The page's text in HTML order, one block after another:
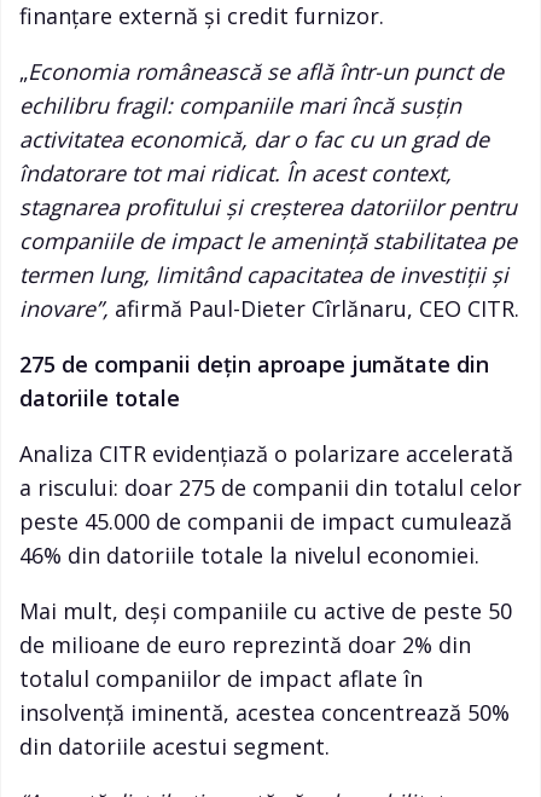
finanțare externă și credit furnizor.
„Economia românească se află într-un punct de
echilibru fragil: companiile mari încă susțin
activitatea economică, dar o fac cu un grad de
îndatorare tot mai ridicat. În acest context,
stagnarea profitului și creșterea datoriilor pentru
companiile de impact le amenință stabilitatea pe
termen lung, limitând capacitatea de investiții și
inovare”, afirmă Paul-Dieter Cîrlănaru, CEO CITR.
275 de companii dețin aproape jumătate din
datoriile totale
Analiza CITR evidențiază o polarizare accelerată
a riscului: doar 275 de companii din totalul celor
peste 45.000 de companii de impact cumulează
46% din datoriile totale la nivelul economiei.
Mai mult, deși companiile cu active de peste 50
de milioane de euro reprezintă doar 2% din
totalul companiilor de impact aflate în
insolvență iminentă, acestea concentrează 50%
din datoriile acestui segment.